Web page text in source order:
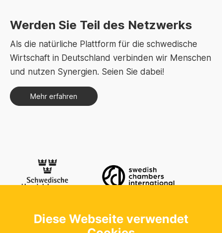
Werden Sie Teil des Netzwerks
Als die natürliche Plattform für die schwedische
Wirtschaft in Deutschland verbinden wir Menschen
und nutzen Synergien. Seien Sie dabei!
Mehr erfahren
Kontaktieren Sie uns
Diese Webseite verwendet